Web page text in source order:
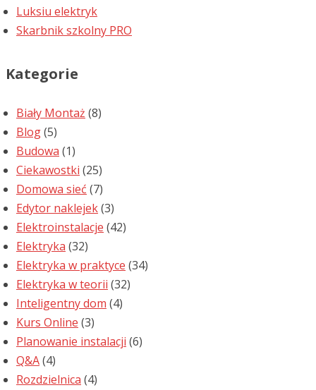
Luksiu elektryk
Skarbnik szkolny PRO
Kategorie
Biały Montaż (8)
Blog(5)
Budowa (1)
Ciekawostki (25)
Domowa sieć (7)
Edytor naklejek(3)
Elektroinstalacje (42)
Elektryka (32)
Elektryka w praktyce (34)
Elektryka w teorii (32)
Inteligentny dom (4)
Kurs Online (3)
Planowanie instalacji (6)
Q&A(4)
Rozdzielnica (4)